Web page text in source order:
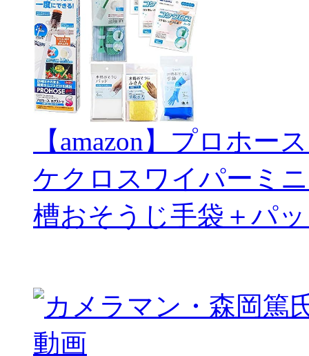
【amazon】プロホー
ケクロスワイパーミ
槽おそうじ手袋＋パ